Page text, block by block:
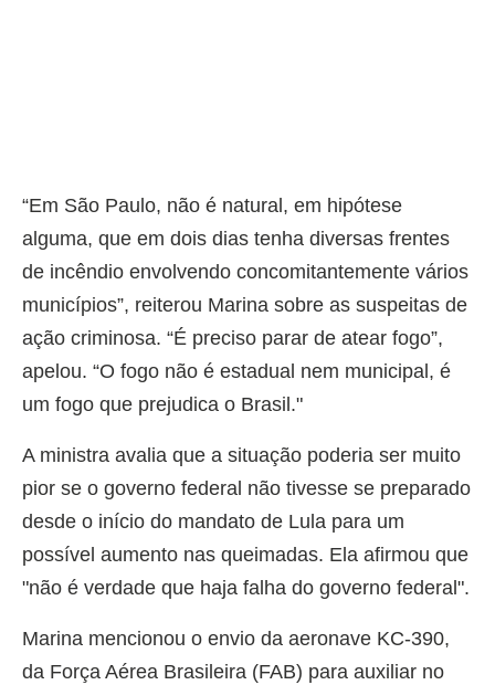
“Em São Paulo, não é natural, em hipótese
alguma, que em dois dias tenha diversas frentes
de incêndio envolvendo concomitantemente vários
municípios”, reiterou Marina sobre as suspeitas de
ação criminosa. “É preciso parar de atear fogo”,
apelou. “O fogo não é estadual nem municipal, é
um fogo que prejudica o Brasil."
A ministra avalia que a situação poderia ser muito
pior se o governo federal não tivesse se preparado
desde o início do mandato de Lula para um
possível aumento nas queimadas. Ela afirmou que
"não é verdade que haja falha do governo federal".
Marina mencionou o envio da aeronave KC-390,
da Força Aérea Brasileira (FAB) para auxiliar no